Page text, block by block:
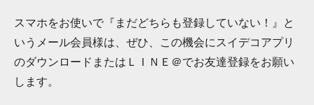
スマホをお使いで『まだどちらも登録していない！』と
いうメール会員様は、ぜひ、この機会にスイデコアプリ
のダウンロードまたはＬＩＮＥ＠でお友達登録をお願い
します。